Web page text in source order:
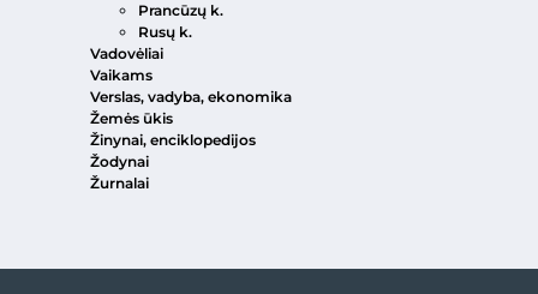
Prancūzų k.
Rusų k.
Vadovėliai
Vaikams
Verslas, vadyba, ekonomika
Žemės ūkis
Žinynai, enciklopedijos
Žodynai
Žurnalai